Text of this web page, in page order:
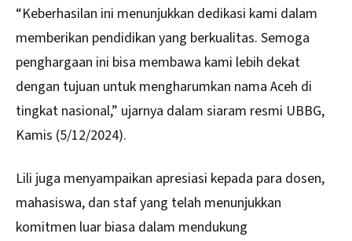
“Keberhasilan ini menunjukkan dedikasi kami dalam
memberikan pendidikan yang berkualitas. Semoga
penghargaan ini bisa membawa kami lebih dekat
dengan tujuan untuk mengharumkan nama Aceh di
tingkat nasional,” ujarnya dalam siaram resmi UBBG,
Kamis (5/12/2024).
Lili juga menyampaikan apresiasi kepada para dosen,
mahasiswa, dan staf yang telah menunjukkan
komitmen luar biasa dalam mendukung